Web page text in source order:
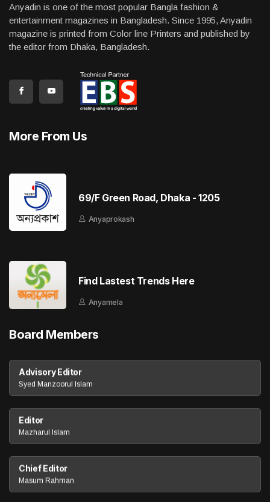
Anyadin is one of the most popular Bangla fashion &
entertainment magazines in Bangladesh. Since 1995, Anyadin
magazine is printed from Color line Printers and published by
the editor from Dhaka, Bangladesh.
More From Us
69/F Green Road, Dhaka - 1205
Anyaprokash
Find Lastest Trends Here
Anyamela
Board Members
Advisory Editor
Syed Manzoorul Islam
Editor
Mazharul Islam
Chief Editor
Masum Rahman